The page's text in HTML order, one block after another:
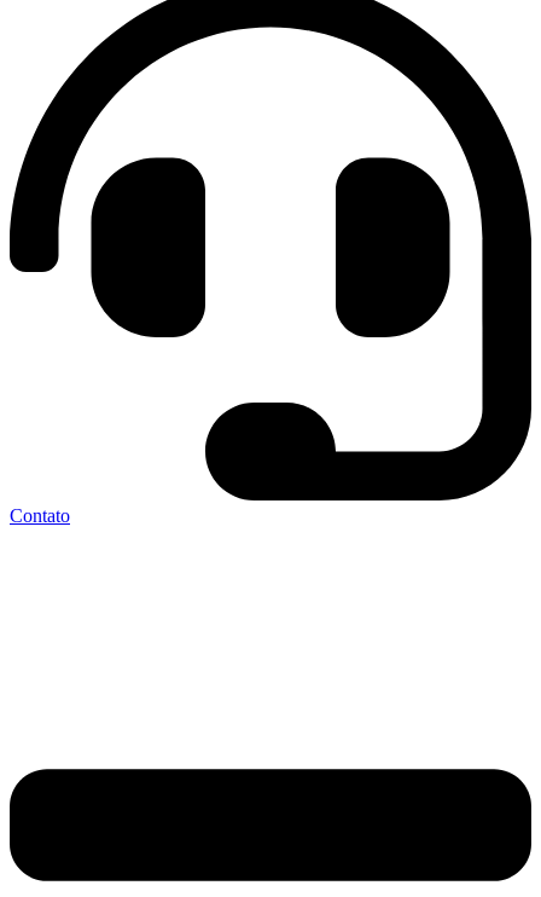
Contato